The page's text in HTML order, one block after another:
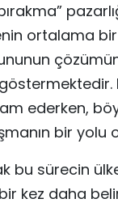
ortalama
ederken,
bir
bu sürecin
bir kez daha